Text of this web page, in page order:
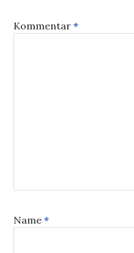
Kommentar*
Name*